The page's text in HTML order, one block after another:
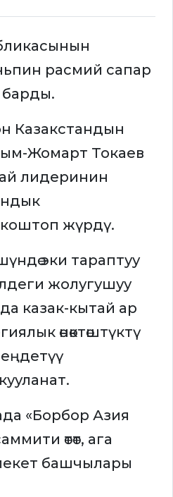
расмий сапар
барды.
Казакстандын
Жомарт Токаев
лидеринин
жүрдү.
эки тараптуу
жолугушуу
казак-кытай ар
өнөктөштүктү
«Борбор Азия
өтөт, ага
башчылары